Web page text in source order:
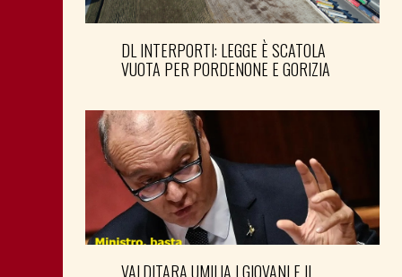
DL INTERPORTI: LEGGE È SCATOLA
VUOTA PER PORDENONE E GORIZIA
VALDITARA UMILIA I GIOVANI E IL